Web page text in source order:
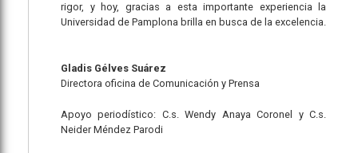
rigor, y hoy, gracias a esta importante experiencia la
Universidad de Pamplona brilla en busca de la excelencia.
Gladis Gélves Suárez
Directora oficina de Comunicación y Prensa
Apoyo periodístico: C.s. Wendy Anaya Coronel y C.s.
Neider Méndez Parodi